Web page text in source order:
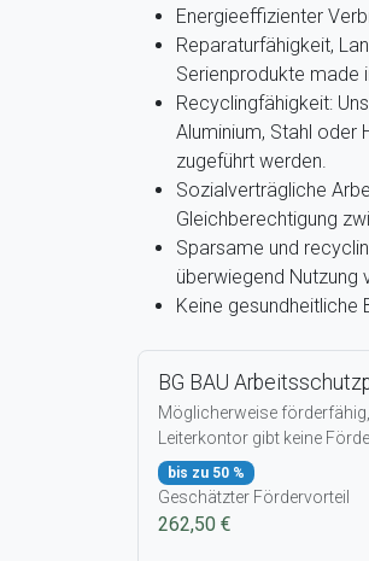
Energieeffizienter
Reparaturfähigkeit,
Serienprodukte made
Recyclingfähigkeit:
Aluminium, Stahl oder
zugeführt werden.
Sozialverträgliche
Gleichberechtigung
Sparsame und
überwiegend Nutzung
Keine gesundheitliche
BG BAU
Möglicherweise
Leiterkontor gibt keine
bis zu 50 %
Geschätzter Fördervorteil
262,50 €